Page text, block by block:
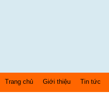
Trang chủ Giới thiệu Tin tức